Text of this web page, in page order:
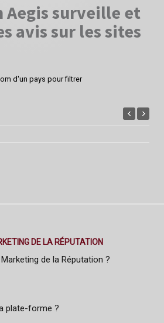
Aegis surveille et
avis sur les sites
d'un pays pour filtrer
DE LA RÉPUTATION
de la Réputation ?
plate-forme ?